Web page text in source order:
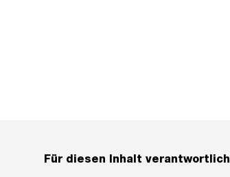
Für diesen Inhalt verantwortlich